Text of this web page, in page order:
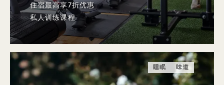
住宿最高享7折优惠
私人训练课程
睡眠 味道